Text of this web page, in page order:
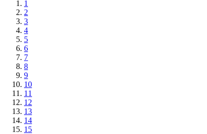
1
2
3
4
5
6
7
8
9
10
11
12
13
14
15